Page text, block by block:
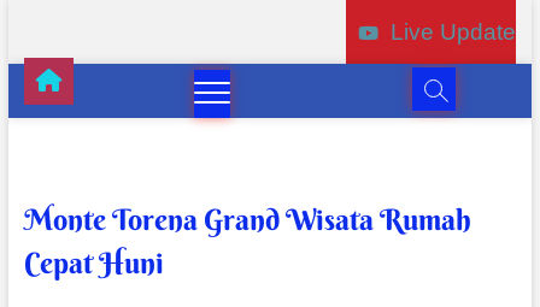
Live Update
Monte Torena Grand Wisata Rumah
Cepat Huni